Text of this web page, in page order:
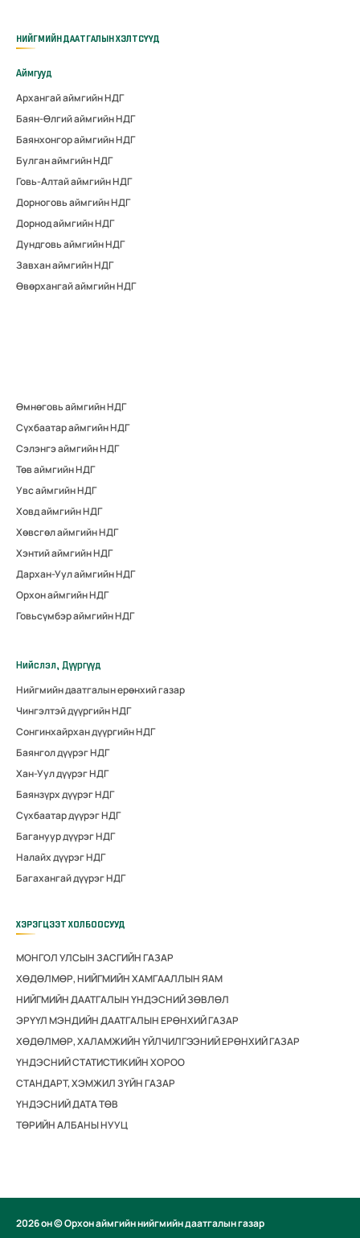
НИЙГМИЙН ДААТГАЛЫН ХЭЛТСҮҮД
Аймгууд
Архангай аймгийн НДГ
Баян-Өлгий аймгийн НДГ
Баянхонгор аймгийн НДГ
Булган аймгийн НДГ
Говь-Алтай аймгийн НДГ
Дорноговь аймгийн НДГ
Дорнод аймгийн НДГ
Дундговь аймгийн НДГ
Завхан аймгийн НДГ
Өвөрхангай аймгийн НДГ
Өмнөговь аймгийн НДГ
Сүхбаатар аймгийн НДГ
Сэлэнгэ аймгийн НДГ
Төв аймгийн НДГ
Увс аймгийн НДГ
Ховд аймгийн НДГ
Хөвсгөл аймгийн НДГ
Хэнтий аймгийн НДГ
Дархан-Уул аймгийн НДГ
Орхон аймгийн НДГ
Говьсүмбэр аймгийн НДГ
Нийслэл, Дүүргүүд
Нийгмийн даатгалын ерөнхий газар
Чингэлтэй дүүргийн НДГ
Сонгинхайрхан дүүргийн НДГ
Баянгол дүүрэг НДГ
Хан-Уул дүүрэг НДГ
Баянзүрх дүүрэг НДГ
Сүхбаатар дүүрэг НДГ
Багануур дүүрэг НДГ
Налайх дүүрэг НДГ
Багахангай дүүрэг НДГ
ХЭРЭГЦЭЭТ ХОЛБООСУУД
МОНГОЛ УЛСЫН ЗАСГИЙН ГАЗАР
ХӨДӨЛМӨР, НИЙГМИЙН ХАМГААЛЛЫН ЯАМ
НИЙГМИЙН ДААТГАЛЫН ҮНДЭСНИЙ ЗӨВЛӨЛ
ЭРҮҮЛ МЭНДИЙН ДААТГАЛЫН ЕРӨНХИЙ ГАЗАР
ХӨДӨЛМӨР, ХАЛАМЖИЙН ҮЙЛЧИЛГЭЭНИЙ ЕРӨНХИЙ ГАЗАР
ҮНДЭСНИЙ СТАТИСТИКИЙН ХОРОО
СТАНДАРТ, ХЭМЖИЛ ЗҮЙН ГАЗАР
ҮНДЭСНИЙ ДАТА ТӨВ
ТӨРИЙН АЛБАНЫ НУУЦ
2026 он © Орхон аймгийн нийгмийн даатгалын газар